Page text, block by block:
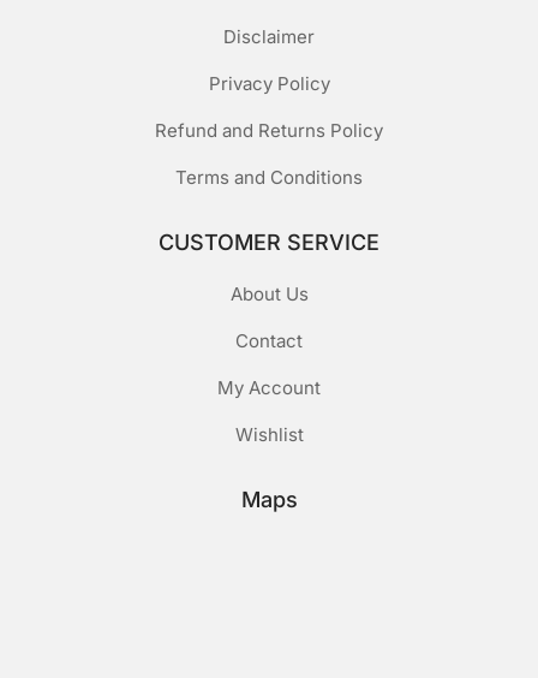
Disclaimer
Privacy Policy
Refund and Returns Policy
Terms and Conditions
CUSTOMER SERVICE
About Us
Contact
My Account
Wishlist
Maps